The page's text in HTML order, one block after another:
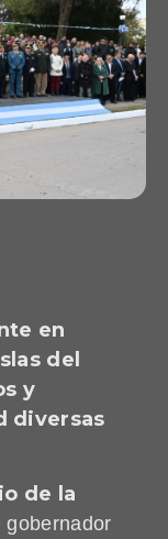
en
del
y
diversas
de la
gobernador